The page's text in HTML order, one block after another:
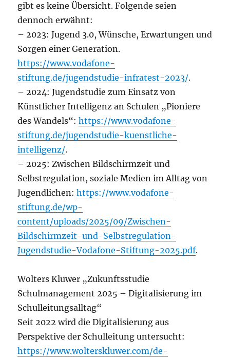
gibt es keine Übersicht. Folgende seien
dennoch erwähnt:
– 2023: Jugend 3.0, Wünsche, Erwartungen und
Sorgen einer Generation.
https://www.vodafone-
stiftung.de/jugendstudie-infratest-2023/.
– 2024: Jugendstudie zum Einsatz von
Künstlicher Intelligenz an Schulen „Pioniere
des Wandels“:https://www.vodafone-
stiftung.de/jugendstudie-kuenstliche-
intelligenz/.
– 2025: Zwischen Bildschirmzeit und
Selbstregulation, soziale Medien im Alltag von
Jugendlichen:https://www.vodafone-
stiftung.de/wp-
content/uploads/2025/09/Zwischen-
Bildschirmzeit-und-Selbstregulation-
Jugendstudie-Vodafone-Stiftung-2025.pdf.
Wolters Kluwer „Zukunftsstudie
Schulmanagement 2025 – Digitalisierung im
Schulleitungsalltag“
Seit 2022 wird die Digitalisierung aus
Perspektive der Schulleitung untersucht:
https://www.wolterskluwer.com/de-